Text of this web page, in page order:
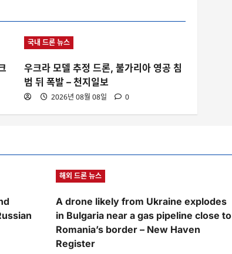
국내 드론 뉴스
우크라 모델 추정 드론, 불가리아 영공 침
범 뒤 폭발 – 천지일보
2026년 08월 08일 0
해외 드론 뉴스
A drone likely from Ukraine explodes
in Bulgaria near a gas pipeline close to
Romania’s border – New Haven
Register